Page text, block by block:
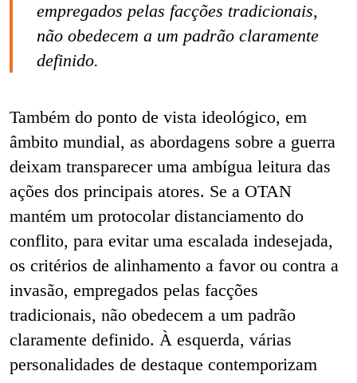
empregados pelas facções tradicionais,
não obedecem a um padrão claramente
definido.
Também do ponto de vista ideológico, em
âmbito mundial, as abordagens sobre a guerra
deixam transparecer uma ambígua leitura das
ações dos principais atores. Se a OTAN
mantém um protocolar distanciamento do
conflito, para evitar uma escalada indesejada,
os critérios de alinhamento a favor ou contra a
invasão, empregados pelas facções
tradicionais, não obedecem a um padrão
claramente definido. À esquerda, várias
personalidades de destaque contemporizam